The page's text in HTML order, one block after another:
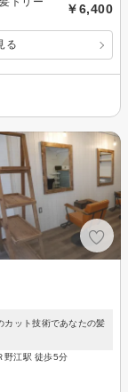
￥6,400
る
カット技術であなたの髪
野江駅 徒歩5分